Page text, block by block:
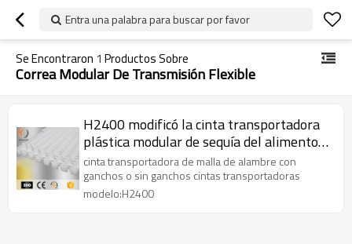
Entra una palabra para buscar por favor
Se Encontraron 1 Productos Sobre
Correa Modular De Transmisión Flexible
H2400 modificó la cinta transportadora
plástica modular de sequía del alimento
con la cadena del transportador de la
comida
cinta transportadora de malla de alambre con
ganchos o sin ganchos cintas transportadoras
modelo:H2400